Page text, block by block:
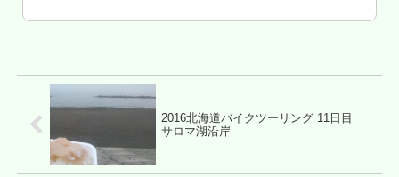
2016北海道バイクツーリング 11日目
サロマ湖沿岸